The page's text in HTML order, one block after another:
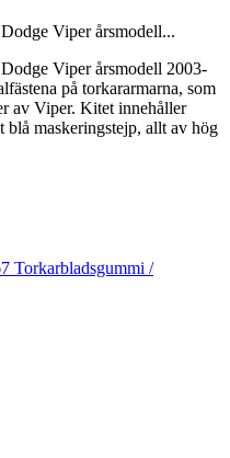
Viper årsmodell...
Viper årsmodell 2003-
på torkararmarna, som
av Viper. Kitet innehåller
blå maskeringstejp, allt av hög